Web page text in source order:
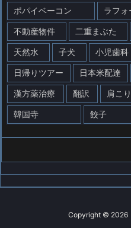
ポパイベーコン ラフォ
不動産物件 二重まぶた
天然水 子犬 小児歯科
日帰りツアー 日本米配達
漢方薬治療 翻訳 肩こり
韓国寺 餃子
Copyright © 2026